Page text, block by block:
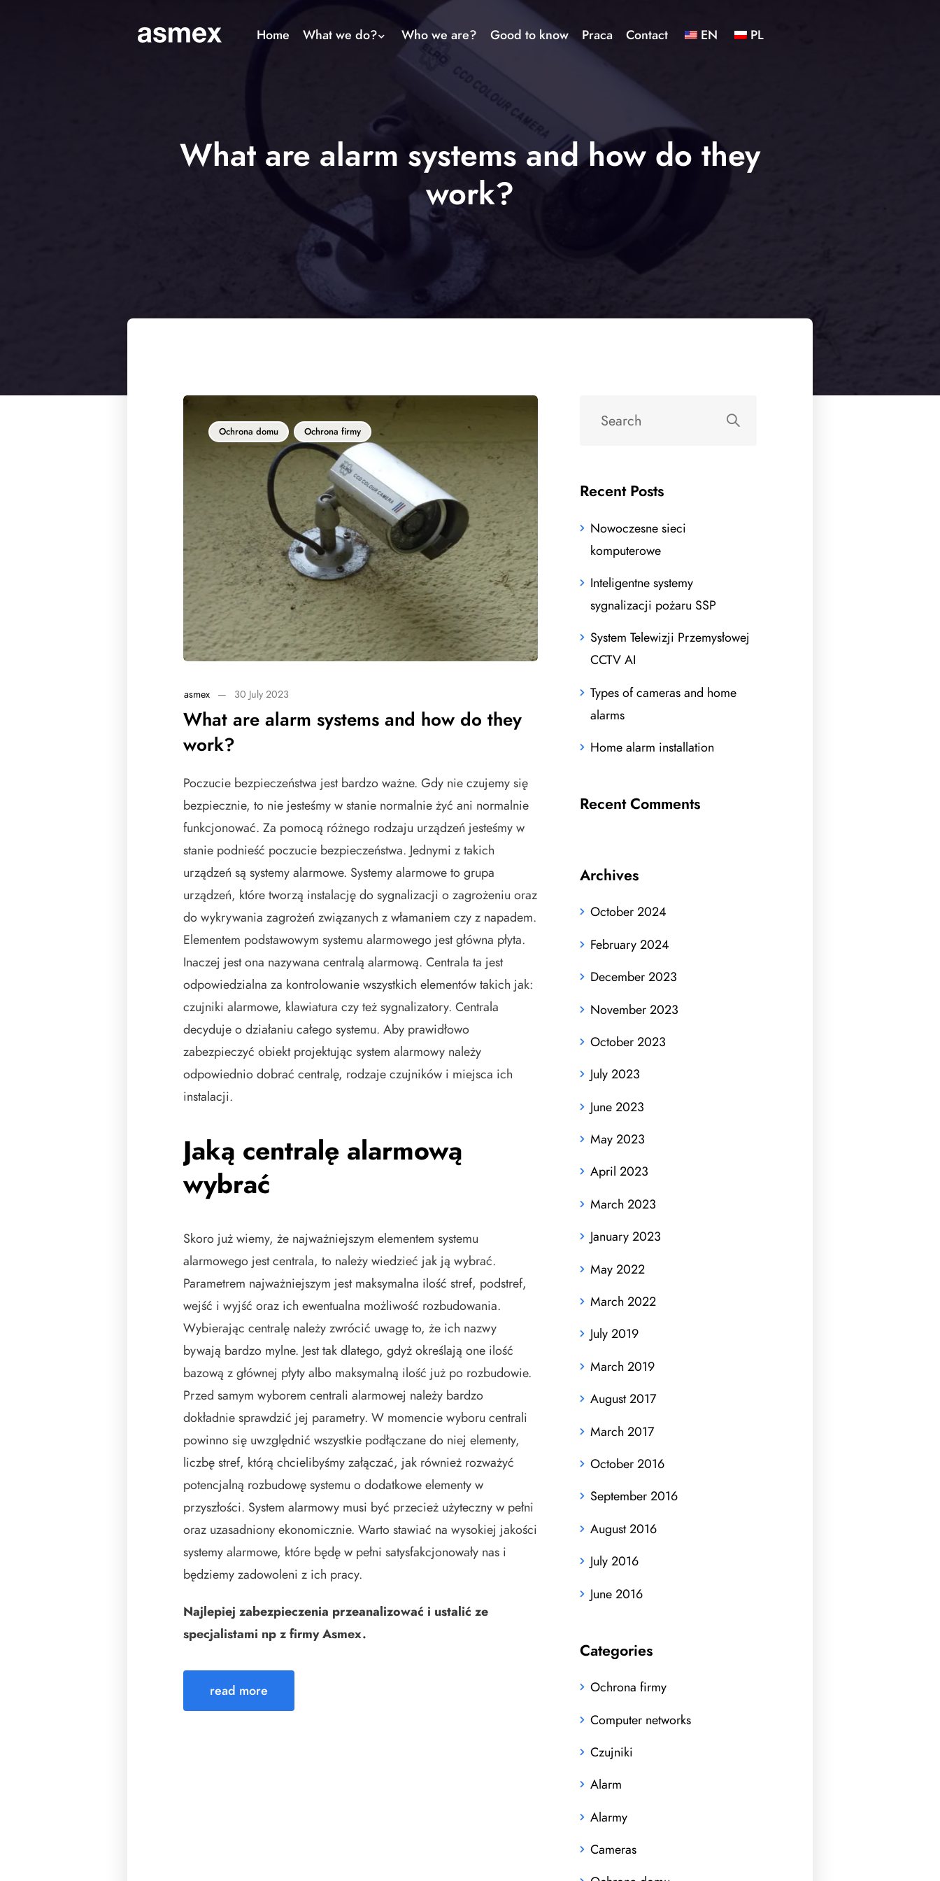
Home What we do? Who we are? Good to know Praca Contact EN PL
What are alarm systems and how do they
work?
Ochrona domu Ochrona firmy
asmex — 30 July 2023
What are alarm systems and how do they
work?
Poczucie bezpieczeństwa jest bardzo ważne. Gdy nie czujemy się
bezpiecznie, to nie jesteśmy w stanie normalnie żyć ani normalnie
funkcjonować. Za pomocą różnego rodzaju urządzeń jesteśmy w
stanie podnieść poczucie bezpieczeństwa. Jednymi z takich
urządzeń są systemy alarmowe. Systemy alarmowe to grupa
urządzeń, które tworzą instalację do sygnalizacji o zagrożeniu oraz
do wykrywania zagrożeń związanych z włamaniem czy z napadem.
Elementem podstawowym systemu alarmowego jest główna płyta.
Inaczej jest ona nazywana centralą alarmową. Centrala ta jest
odpowiedzialna za kontrolowanie wszystkich elementów takich jak:
czujniki alarmowe, klawiatura czy też sygnalizatory. Centrala
decyduje o działaniu całego systemu. Aby prawidłowo
zabezpieczyć obiekt projektując system alarmowy należy
odpowiednio dobrać centralę, rodzaje czujników i miejsca ich
instalacji.
Jaką centralę alarmową
wybrać
Skoro już wiemy, że najważniejszym elementem systemu
alarmowego jest centrala, to należy wiedzieć jak ją wybrać.
Parametrem najważniejszym jest maksymalna ilość stref, podstref,
wejść i wyjść oraz ich ewentualna możliwość rozbudowania.
Wybierając centralę należy zwrócić uwagę to, że ich nazwy
bywają bardzo mylne. Jest tak dlatego, gdyż określają one ilość
bazową z głównej płyty albo maksymalną ilość już po rozbudowie.
Przed samym wyborem centrali alarmowej należy bardzo
dokładnie sprawdzić jej parametry. W momencie wyboru centrali
powinno się uwzględnić wszystkie podłączane do niej elementy,
liczbę stref, którą chcielibyśmy załączać, jak również rozważyć
potencjalną rozbudowę systemu o dodatkowe elementy w
przyszłości. System alarmowy musi być przecież użyteczny w pełni
oraz uzasadniony ekonomicznie. Warto stawiać na wysokiej jakości
systemy alarmowe, które będę w pełni satysfakcjonowały nas i
będziemy zadowoleni z ich pracy.
Najlepiej zabezpieczenia przeanalizować i ustalić ze
specjalistami np z firmy Asmex.
read more
Recent Posts
Nowoczesne sieci
komputerowe
Inteligentne systemy
sygnalizacji pożaru SSP
System Telewizji Przemysłowej
CCTV AI
Types of cameras and home
alarms
Home alarm installation
Recent Comments
Archives
October 2024
February 2024
December 2023
November 2023
October 2023
July 2023
June 2023
May 2023
April 2023
March 2023
January 2023
May 2022
March 2022
July 2019
March 2019
August 2017
March 2017
October 2016
September 2016
August 2016
July 2016
June 2016
Categories
Ochrona firmy
Computer networks
Czujniki
Alarm
Alarmy
Cameras